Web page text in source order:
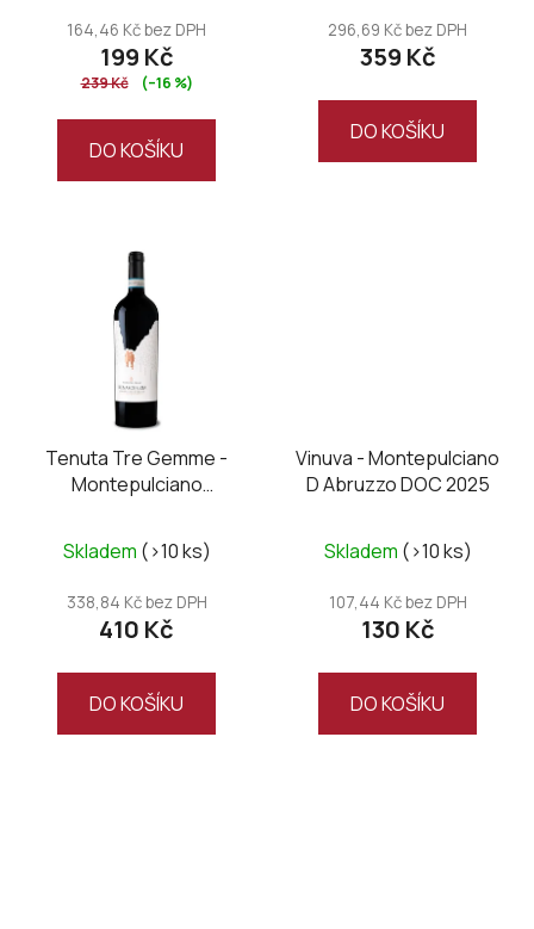
164,46 Kč bez DPH
199 Kč
239 Kč (–16 %)
DO KOŠÍKU
296,69 Kč bez DPH
359 Kč
DO KOŠÍKU
Tenuta Tre Gemme -
Montepulciano
Renascenzia 2020
Skladem (>10 ks)
338,84 Kč bez DPH
410 Kč
DO KOŠÍKU
Vinuva - Montepulciano
D Abruzzo DOC 2025
Skladem (>10 ks)
107,44 Kč bez DPH
130 Kč
DO KOŠÍKU